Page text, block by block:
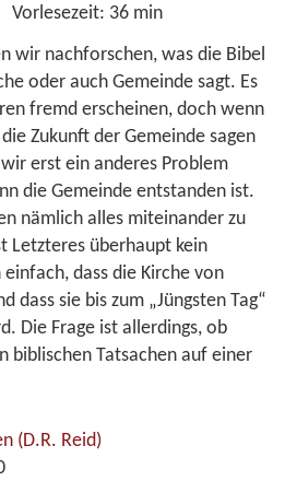
Vorlesezeit: 36 min
wir nachforschen, was die Bibel
oder auch Gemeinde sagt. Es
fremd erscheinen, doch wenn
Zukunft der Gemeinde sagen
erst ein anderes Problem
die Gemeinde entstanden ist.
nämlich alles miteinander zu
Letzteres überhaupt kein
dass die Kirche von
dass sie bis zum „Jüngsten Tag“
Die Frage ist allerdings, ob
biblischen Tatsachen auf einer
(D.R. Reid)